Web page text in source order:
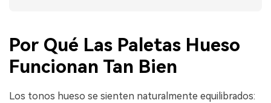
Por Qué Las Paletas Hueso
Funcionan Tan Bien
Los tonos hueso se sienten naturalmente equilibrados: